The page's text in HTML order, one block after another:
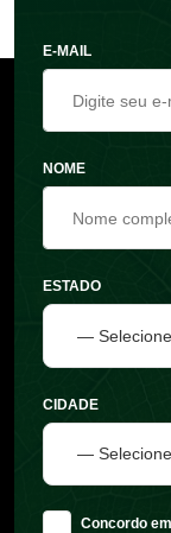
E-MAIL
NOME
ESTADO
CIDADE
Concordo